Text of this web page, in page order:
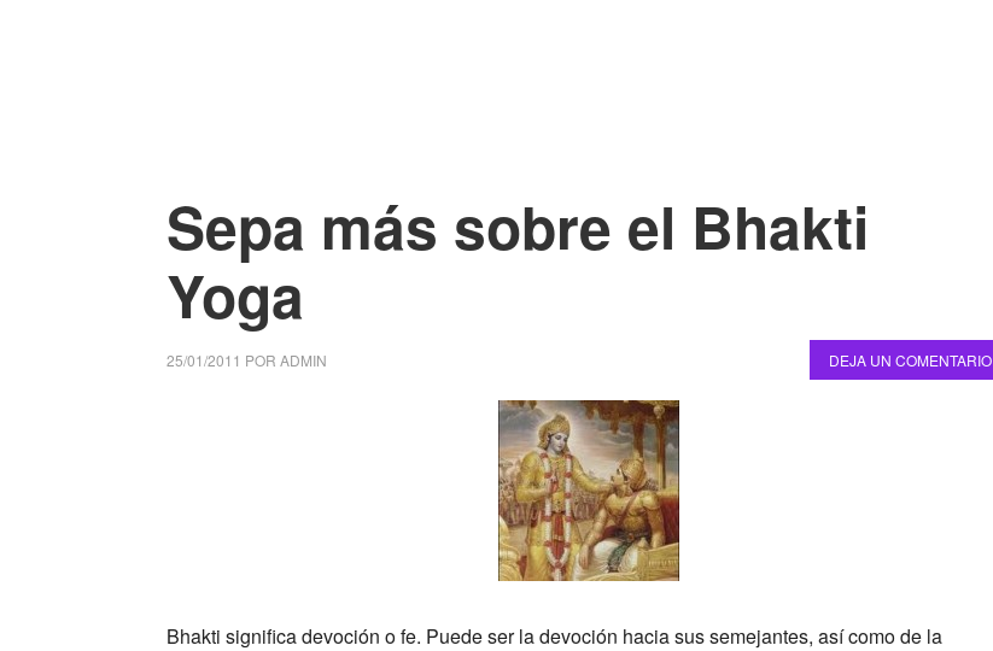
Sepa más sobre el Bhakti
Yoga
25/01/2011 POR ADMIN DEJA UN COMENTARIO
Bhakti significa devoción o fe. Puede ser la devoción hacia sus semejantes, así como de la